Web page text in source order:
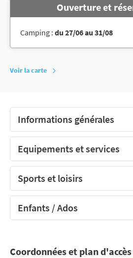
Ouverture et
Camping : du 27/06 au 31/08
Voir la carte
Informations générales
Equipements et services
Sports et loisirs
Enfants / Ados
Coordonnées et plan d'accès